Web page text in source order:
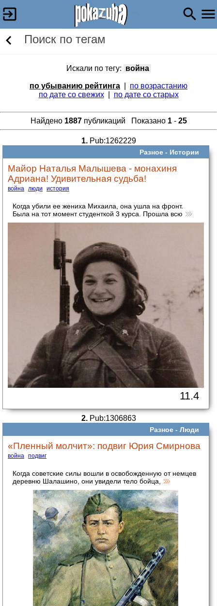
Поиск по тегам
Искали по тегу: война
по убыванию рейтинга
по возрастанию
по дате со свежих| по дате со старых
Найдено 1887публикаций Показано 1- 25
1.Pub:1262229
Разное - Истории
Майор Наталья Малышева - монахиня
Адриана! Удивительная судьба!
война люди история
Когда убили ее жениха Михаила, она ушла на фронт.
Была на тот момент студенткой 3 курса. Прошла всю
11.4
2.Pub:1306863
Разное - Люди
«Пленный молчит»: подвиг Юрия Смирнова
война подвиг
Когда советские силы вошли в освобожденную от немцев
деревню Шалашино, они увидели тело бойца,